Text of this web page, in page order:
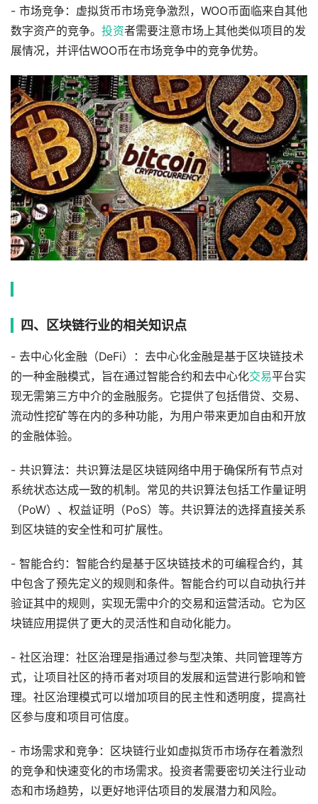
- 市场竞争：虚拟货币市场竞争激烈，WOO币面临来自其他
数字资产的竞争。 投资者需要注意市场上其他类似项目的发
展情况，并评估WOO币在市场竞争中的竞争优势。
四、区块链行业的相关知识点
- 去中心化金融（DeFi）：去中心化金融是基于区块链技术
的一种金融模式，旨在通过智能合约和去中心化交易平台实
现无需第三方中介的金融服务。它提供了包括借贷、交易、
流动性挖矿等在内的多种功能，为用户带来更加自由和开放
的金融体验。
- 共识算法：共识算法是区块链网络中用于确保所有节点对
系统状态达成一致的机制。常见的共识算法包括工作量证明
（PoW）、权益证明（PoS）等。共识算法的选择直接关系
到区块链的安全性和可扩展性。
- 智能合约：智能合约是基于区块链技术的可编程合约，其
中包含了预先定义的规则和条件。智能合约可以自动执行并
验证其中的规则，实现无需中介的交易和运营活动。它为区
块链应用提供了更大的灵活性和自动化能力。
- 社区治理：社区治理是指通过参与型决策、共同管理等方
式，让项目社区的持币者对项目的发展和运营进行影响和管
理。社区治理模式可以增加项目的民主性和透明度，提高社
区参与度和项目可信度。
- 市场需求和竞争：区块链行业如虚拟货币市场存在着激烈
的竞争和快速变化的市场需求。投资者需要密切关注行业动
态和市场趋势，以更好地评估项目的发展潜力和风险。